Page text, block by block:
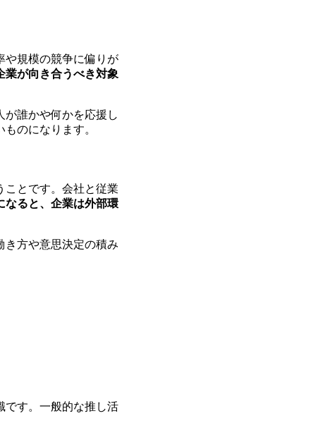
や規模の競争に偏りが
業が向き合うべき対象
が誰かや何かを応援し
のになります。
ことです。会社と従業
なると、企業は外部環
き方や意思決定の積み
です。一般的な推し活